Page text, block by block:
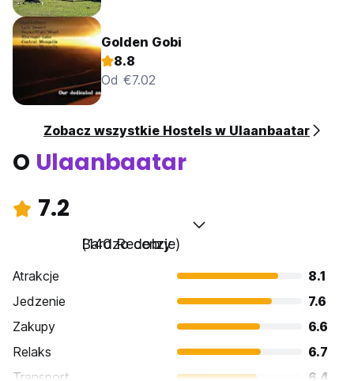
Golden Gobi
8.8
Od €7.02
Zobacz wszystkie Hostels w Ulaanbaatar
O Ulaanbaatar
7.2
Bardzo dobry
(140 Recenzje)
Atrakcje
8.1
Jedzenie
7.6
Zakupy
6.6
Relaks
6.7
Transport
6.4